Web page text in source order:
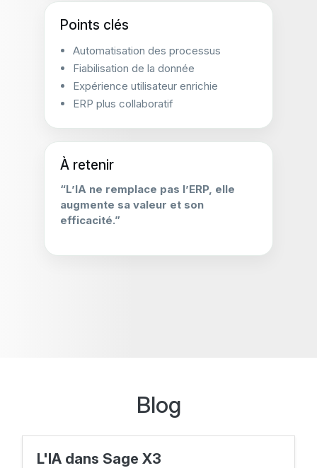
Points clés
Automatisation des processus
Fiabilisation de la donnée
Expérience utilisateur enrichie
ERP plus collaboratif
À retenir
“L’IA ne remplace pas l’ERP, elle
augmente sa valeur et son
efficacité.”
Blog
L'IA dans Sage X3